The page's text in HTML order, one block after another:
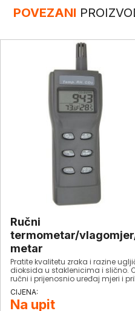
POVEZANI
Ručni
termometar/
metar
Pratite kvalitetu zraka i razine
dioksida u staklenicima i slično.
ručni i prijenosnio uređaj mjeri i
temperaturu, relativnu vlažnost i
istovremeno. Uključuje 4 AA
Na upit